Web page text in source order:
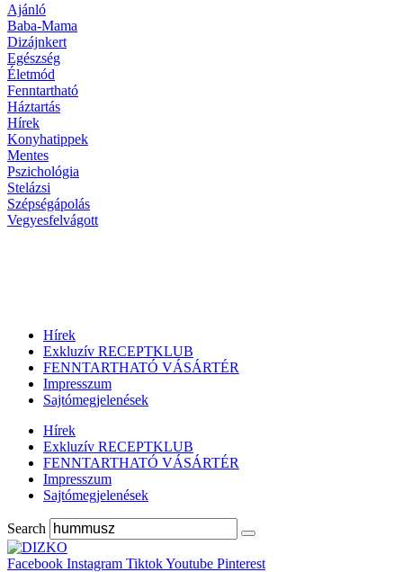
Ajánló
Baba-Mama
Dizájnkert
Egészség
Életmód
Fenntartható
Háztartás
Hírek
Konyhatippek
Mentes
Pszichológia
Stelázsi
Szépségápolás
Vegyesfelvágott
Hírek
Exkluzív RECEPTKLUB
FENNTARTHATÓ VÁSÁRTÉR
Impresszum
Sajtómegjelenések
Hírek
Exkluzív RECEPTKLUB
FENNTARTHATÓ VÁSÁRTÉR
Impresszum
Sajtómegjelenések
Search
Facebook Instagram TiktokYoutube Pinterest